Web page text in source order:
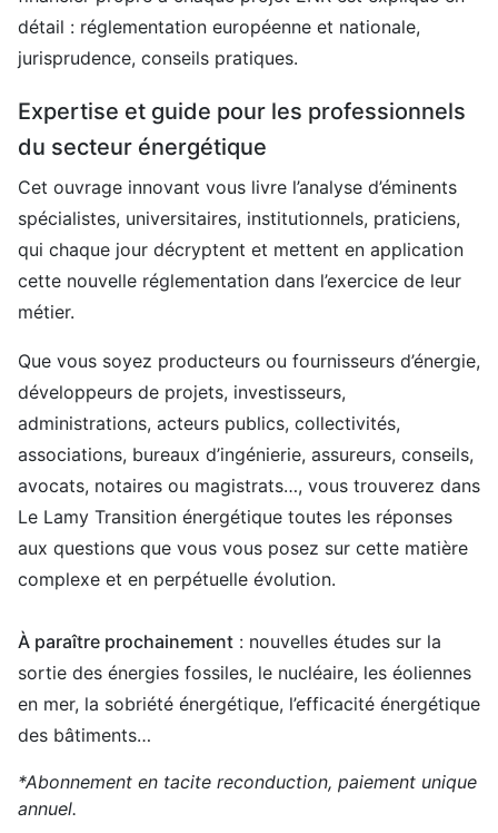
détail : réglementation européenne et nationale,
jurisprudence, conseils pratiques.
Expertise et guide pour les professionnels
du secteur énergétique
Cet ouvrage innovant vous livre l’analyse d’éminents
spécialistes, universitaires, institutionnels, praticiens,
qui chaque jour décryptent et mettent en application
cette nouvelle réglementation dans l’exercice de leur
métier.
Que vous soyez producteurs ou fournisseurs d’énergie,
développeurs de projets, investisseurs,
administrations, acteurs publics, collectivités,
associations, bureaux d’ingénierie, assureurs, conseils,
avocats, notaires ou magistrats…, vous trouverez dans
Le Lamy Transition énergétique toutes les réponses
aux questions que vous vous posez sur cette matière
complexe et en perpétuelle évolution.
À paraître prochainement : nouvelles études sur la
sortie des énergies fossiles, le nucléaire, les éoliennes
en mer, la sobriété énergétique, l’efficacité énergétique
des bâtiments…
*Abonnement en tacite reconduction, paiement unique
annuel.